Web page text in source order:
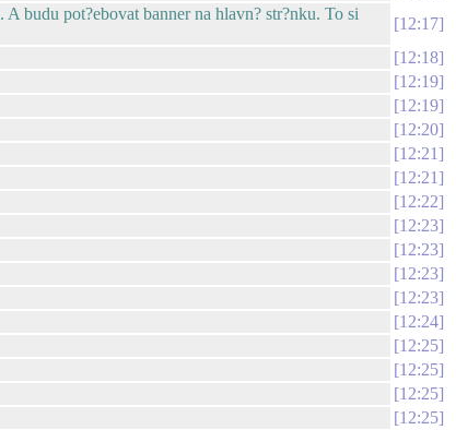
budu pot?ebovat banner na hlavn? str?nku. To si
12:17
12:18
12:19
12:19
12:20
12:21
12:21
12:22
12:23
12:23
12:23
12:23
12:24
12:25
12:25
12:25
12:25